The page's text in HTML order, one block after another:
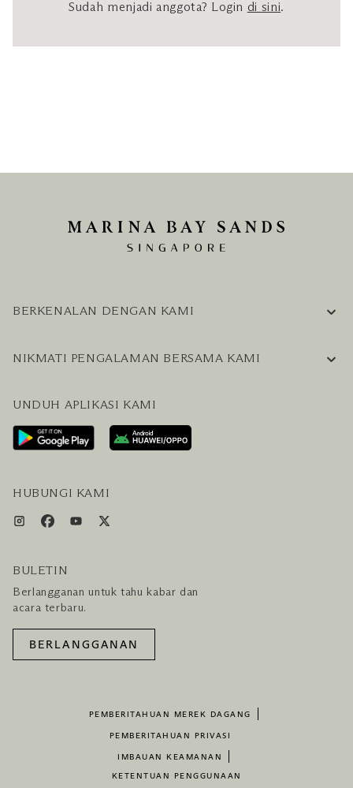
Sudah menjadi anggota? Login di sini.
BERKENALAN DENGAN KAMI
KARIER
HUBUNGI KAMI
NIKMATI PENGALAMAN BERSAMA KAMI
RENCANAKAN KUNJUNGAN ANDA
LAYANAN PENGUNJUNG & FASILITAS
PAKET LENGKAP HOTEL DAN PENERBANGAN
UNDUH APLIKASI KAMI
HUBUNGI KAMI
BULETIN
Berlangganan untuk tahu kabar dan
acara terbaru.
BERLANGGANAN
PEMBERITAHUAN MEREK DAGANG
PEMBERITAHUAN PRIVASI
IMBAUAN KEAMANAN
KETENTUAN PENGGUNAAN